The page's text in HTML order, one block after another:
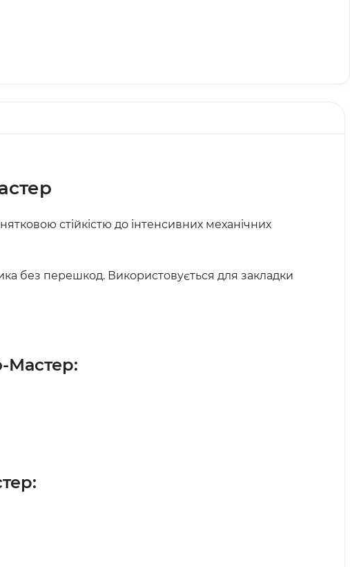
стійкістю до інтенсивних механічних
без перешкод. Використовується для закладки
Мастер:
: